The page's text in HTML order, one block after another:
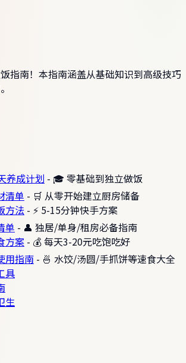
指南！本指南涵盖从基础知识到高级技巧
养成计划 - 🎓 零基础到独立做饭
清单 - 🛒 从零开始建立厨房储备
方法 - ⚡ 5-15分钟快手方案
单 - 👤 独居/单身/租房必备指南
方案 - 💰 每天3-20元吃饱吃好
用指南 - 🍜 水饺/汤圆/手抓饼等速食大全
具
生